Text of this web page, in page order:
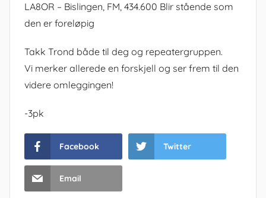
LA8OR – Bislingen, FM, 434.600 Blir stående som
den er foreløpig
Takk Trond både til deg og repeatergruppen.
Vi merker allerede en forskjell og ser frem til den
videre omleggingen!
-3pk
Facebook Twitter
Email